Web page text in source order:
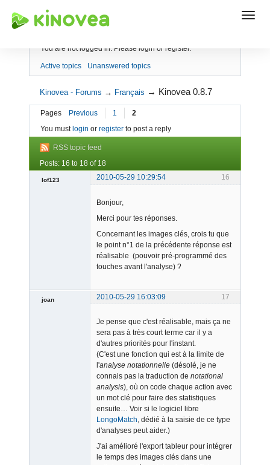
Index
You are not logged in. Please login or register.
Active topics Unanswered topics
Kinovea - Forums → Français → Kinovea 0.8.7
Pages Previous 1
2
You must login or register to post a reply
RSS topic feed
Posts: 16 to 18 of 18
16
lof123
2010-05-29 10:29:54
Bonjour,
Merci pour tes réponses.
Concernant les images clés, crois tu que
le point n°1 de la précédente réponse est
réalisable (pouvoir pré-programmé des
touches avant l'analyse) ?
17
joan 2010-05-29 16:03:09
Je pense que c'est réalisable, mais ça ne
sera pas à très court terme car il y a
d'autres priorités pour l'instant.
(C'est une fonction qui est à la limite de
l'analyse notationnelle (désolé, je ne
connais pas la traduction de notational
analysis), où on code chaque action avec
un mot clé pour faire des statistiques
ensuite… Voir si le logiciel libre
LongoMatch, dédié à la saisie de ce type
d'analyses peut aider.)
J'ai amélioré l'export tableur pour intégrer
le temps des images clés dans une